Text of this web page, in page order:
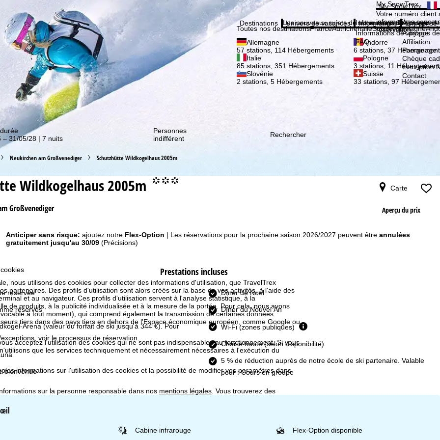
nous utilisons des cookies pour collecter des informations d'utilisation, que TravelTrex
partenaires. Des profils d'utilisation sont alors créés sur la base de vos activités, à l'aide des
et au navigateur. Ces profils d'utilisation servent à l'analyse statistique, à la
de produits, à la publicité individualisée et à la mesure de la portée. Pour cela, nous avons
à tout moment), qui comprend également la transmission de certaines données
tiers dans des pays tiers en dehors de l'Espace économique européen, comme Google ou
acceptez l'utilisation des cookies qui ne sont pas indispensables au fonctionnement. Si vous
que les services techniquement et nécessairement nécessaires à l'exécution du
informations sur l'utilisation des cookies et la possibilité de modifier vos paramètres dans
sur la personne responsable dans nos mentions légales . Vous trouverez des
du traitement et vos droits dans notre
nos promos ! Inscription
My SnowTrex
My SnowTrex
Votre numéro client
informations
réservation.
Destinations
Toutes nos destinationsFranceAutricheItalieSuisseAllemagne
Allemagne
57 stations, 114 Hébergements
Andorre
6 stations, 37
Italie
85 stations, 351 Hébergements
Pologne
3 stations, 11
Slovénie
2 stations, 5 Hébergements
Suisse
33 stations, 97
Univers de vacances
Les nouveaux sujets de notre magazine
Informations
Informations de voyage
Informations de voyage
FAQ
Entreprise
À propos
À propos
Affiliation
Parrainage
Chèque
Inscription
Contact
– 31/05/28 | 7 nuits
Personnes
indifférent
Rechercher
Neukirchen am Großvenediger Schutzhütte Wildkogelhaus 2005m
Wildkogelhaus 2005m °°°
Großvenediger
Carte
Aperçu du prix
Anticiper sans risque: ajoutez notre Flex-Option | Les réservations pour la prochaine saison 2026/2027 peuvent être annulées
gratuitement jusqu'au 30/09 (Précisions)
Prestations incluses
réservée
réservés
Arena(valeur du forfait de ski jusqu'à 344 €). Pour
voir le processus de réservation.
bienvenue
Dîner de Noël
Dîner du Nouvel An
Wi-Fi (zones publiques)
Chaise haute (selon disponibilité)
5 % de réduction auprès de notre école de ski partenaire. Valable
pour : Cours en groupe
Cabine infrarouge Flex-Option disponible